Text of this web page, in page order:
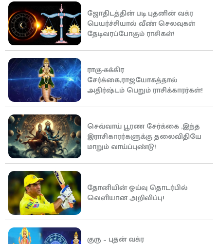
ஜோதிடத்தின் படி புதனின் வக்ர
பெயர்ச்சியால் வீண் செலவுகள்
தேடிவரப்போகும் ராசிகள்!
ராகு-சுக்கிர
சேர்க்கை,ராஜயோகத்தால்
அதிர்ஷ்டம் பெறும் ராசிக்காரர்கள்!
செவ்வாய் பூரண சேர்க்கை ,இந்த
இராசிகாரர்களுக்கு தலைவிதியே
மாறும் வாய்ப்புண்டு!
தோனியின் ஓய்வு தொடர்பில்
வெளியான அறிவிப்பு!
குரு – புதன் வக்ர